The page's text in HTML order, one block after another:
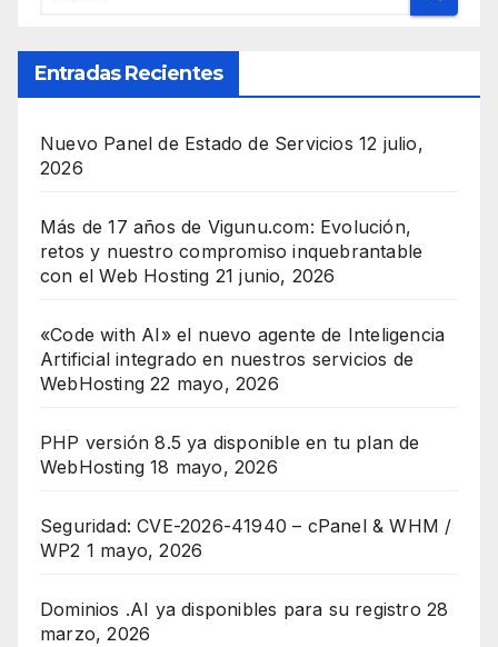
Entradas Recientes
Nuevo Panel de Estado de Servicios 12 julio,
2026
Más de 17 años de Vigunu.com: Evolución,
retos y nuestro compromiso inquebrantable
con el Web Hosting 21 junio, 2026
«Code with AI» el nuevo agente de Inteligencia
Artificial integrado en nuestros servicios de
WebHosting 22 mayo, 2026
PHP versión 8.5 ya disponible en tu plan de
WebHosting 18 mayo, 2026
Seguridad: CVE-2026-41940 – cPanel & WHM /
WP2 1 mayo, 2026
Dominios .AI ya disponibles para su registro 28
marzo, 2026